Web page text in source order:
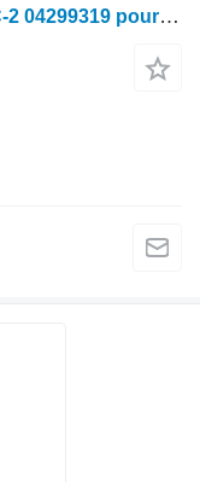
Turbocompresseur BorgWarner EC-2 04299319 pour moissonneuse-batteuse Deutz-Fahr 6205TS